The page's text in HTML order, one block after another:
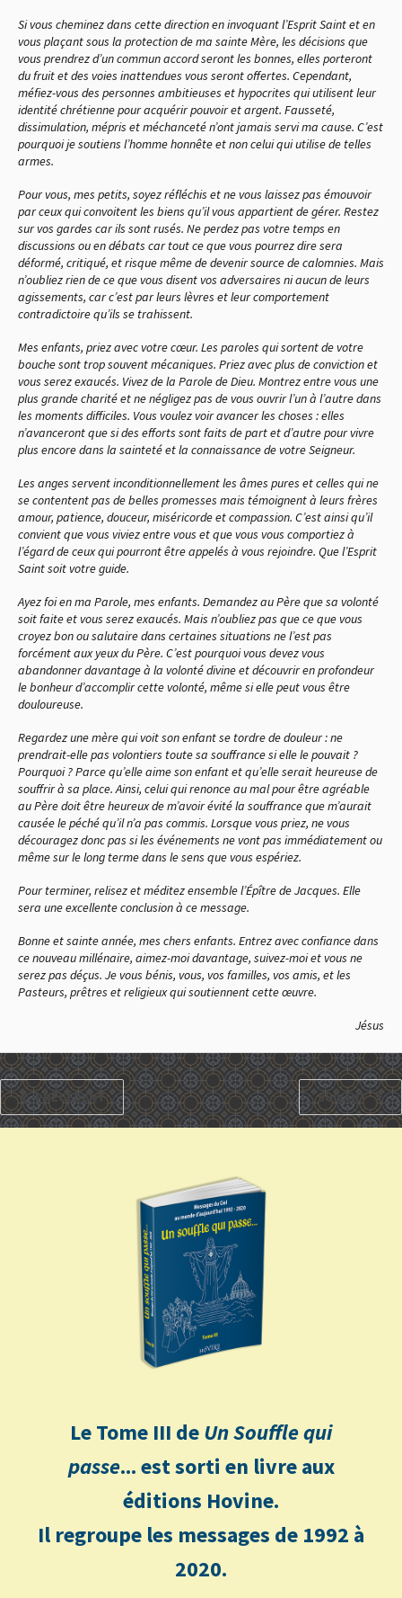
Si vous cheminez dans cette direction en invoquant l’Esprit Saint et en
vous plaçant sous la protection de ma sainte Mère, les décisions que
vous prendrez d’un commun accord seront les bonnes, elles porteront
du fruit et des voies inattendues vous seront offertes. Cependant,
méfiez-vous des personnes ambitieuses et hypocrites qui utilisent leur
identité chrétienne pour acquérir pouvoir et argent. Fausseté,
dissimulation, mépris et méchanceté n’ont jamais servi ma cause. C’est
pourquoi je soutiens l’homme honnête et non celui qui utilise de telles
armes.
Pour vous, mes petits, soyez réfléchis et ne vous laissez pas émouvoir
par ceux qui convoitent les biens qu’il vous appartient de gérer. Restez
sur vos gardes car ils sont rusés. Ne perdez pas votre temps en
discussions ou en débats car tout ce que vous pourrez dire sera
déformé, critiqué, et risque même de devenir source de calomnies. Mais
n’oubliez rien de ce que vous disent vos adversaires ni aucun de leurs
agissements, car c’est par leurs lèvres et leur comportement
contradictoire qu’ils se trahissent.
Mes enfants, priez avec votre cœur. Les paroles qui sortent de votre
bouche sont trop souvent mécaniques. Priez avec plus de conviction et
vous serez exaucés. Vivez de la Parole de Dieu. Montrez entre vous une
plus grande charité et ne négligez pas de vous ouvrir l’un à l’autre dans
les moments difficiles. Vous voulez voir avancer les choses : elles
n’avanceront que si des efforts sont faits de part et d’autre pour vivre
plus encore dans la sainteté et la connaissance de votre Seigneur.
Les anges servent inconditionnellement les âmes pures et celles qui ne
se contentent pas de belles promesses mais témoignent à leurs frères
amour, patience, douceur, miséricorde et compassion. C’est ainsi qu’il
convient que vous viviez entre vous et que vous vous comportiez à
l’égard de ceux qui pourront être appelés à vous rejoindre. Que l’Esprit
Saint soit votre guide.
Ayez foi en ma Parole, mes enfants. Demandez au Père que sa volonté
soit faite et vous serez exaucés. Mais n’oubliez pas que ce que vous
croyez bon ou salutaire dans certaines situations ne l’est pas
forcément aux yeux du Père. C’est pourquoi vous devez vous
abandonner davantage à la volonté divine et découvrir en profondeur
le bonheur d’accomplir cette volonté, même si elle peut vous être
douloureuse.
Regardez une mère qui voit son enfant se tordre de douleur : ne
prendrait-elle pas volontiers toute sa souffrance si elle le pouvait ?
Pourquoi ? Parce qu’elle aime son enfant et qu’elle serait heureuse de
souffrir à sa place. Ainsi, celui qui renonce au mal pour être agréable
au Père doit être heureux de m’avoir évité la souffrance que m’aurait
causée le péché qu’il n’a pas commis. Lorsque vous priez, ne vous
découragez donc pas si les événements ne vont pas immédiatement ou
même sur le long terme dans le sens que vous espériez.
Pour terminer, relisez et méditez ensemble l’Épître de Jacques. Elle
sera une excellente conclusion à ce message.
Bonne et sainte année, mes chers enfants. Entrez avec confiance dans
ce nouveau millénaire, aimez-moi davantage, suivez-moi et vous ne
serez pas déçus. Je vous bénis, vous, vos familles, vos amis, et les
Pasteurs, prêtres et religieux qui soutiennent cette œuvre.
Jésus
PRÉCÉDENT SUIVANT
Le Tome III deUn Souffle qui
passe... est sorti en livre aux
éditions Hovine.
Il regroupe les messages de 1992 à
2020.